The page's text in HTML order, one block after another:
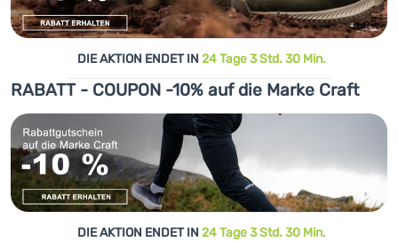
DIE AKTION ENDET IN 24 Tage 3 Std. 30 Min.
RABATT - COUPON -10% auf die Marke Craft
DIE AKTION ENDET IN 24 Tage 3 Std. 30 Min.